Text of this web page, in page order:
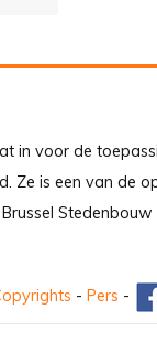
in voor de
Ze is een van de
Stedenbouw
- Pers -